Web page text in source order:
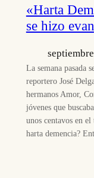
«Harta
se hizo
La semana pasada
reportero José
hermanos Amor,
jóvenes que
unos centavos en
harta demencia?